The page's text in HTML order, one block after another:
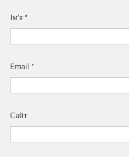
Ім'я *
Email *
Сайт